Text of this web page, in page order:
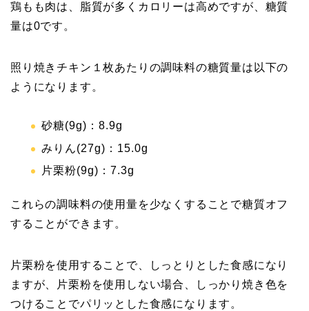
鶏もも肉は、脂質が多くカロリーは高めですが、糖質
量は0です。
照り焼きチキン１枚あたりの調味料の糖質量は以下の
ようになります。
砂糖(9g)：8.9g
みりん(27g)：15.0g
片栗粉(9g)：7.3g
これらの調味料の使用量を少なくすることで糖質オフ
することができます。
片栗粉を使用することで、しっとりとした食感になり
ますが、片栗粉を使用しない場合、しっかり焼き色を
つけることでパリッとした食感になります。